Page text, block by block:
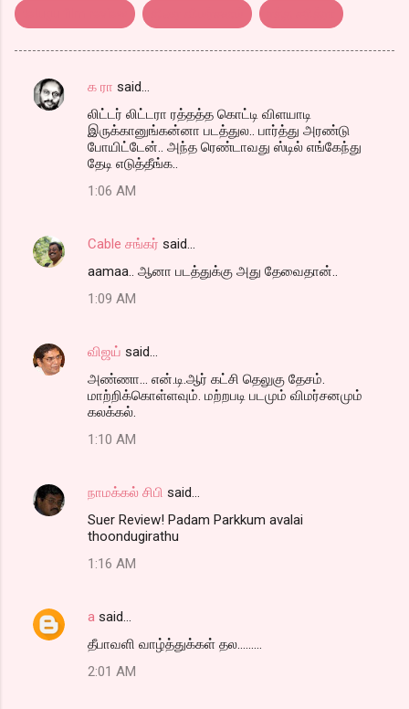
C
t
க ரா said…
லிட்டர் லிட்டரா ரத்தத்த கொட்டி விளயாடி
இருக்கானுங்கன்னா படத்துல.. பார்த்து அரண்டு
போயிட்டேன்.. அந்த ரெண்டாவது ஸ்டில் எங்கேந்து
தேடி எடுத்தீங்க..
1:06 AM
Cable சங்கர் said…
aamaa.. ஆனா படத்துக்கு அது தேவைதான்..
1:09 AM
விஜய் said…
அண்ணா... என்.டி.ஆர் கட்சி தெலுகு தேசம்.
மாற்றிக்கொள்ளவும். மற்றபடி படமும் விமர்சனமும்
கலக்கல்.
1:10 AM
நாமக்கல் சிபி said…
Suer Review! Padam Parkkum avalai
thoondugirathu
1:16 AM
a said…
தீபாவளி வாழ்த்துக்கள் தல.........
2:01 AM